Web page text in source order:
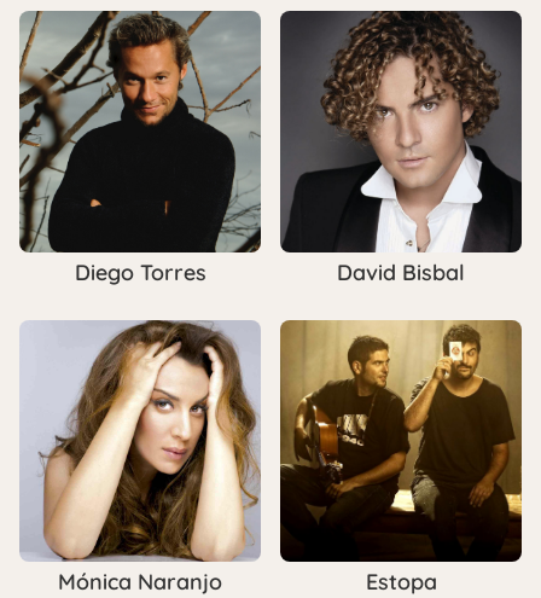
Diego Torres David Bisbal
Mónica Naranjo Estopa